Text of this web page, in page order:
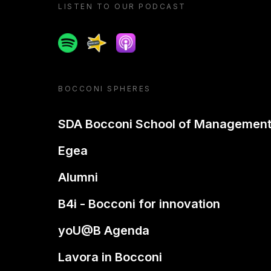
LISTEN TO OUR PODCAST
SpotifySpreakerApple podcast
BOCCONI SPHERES
SDA Bocconi School of Management
Egea
Alumni
B4i - Bocconi for innovation
yoU@B Agenda
Lavora in Bocconi